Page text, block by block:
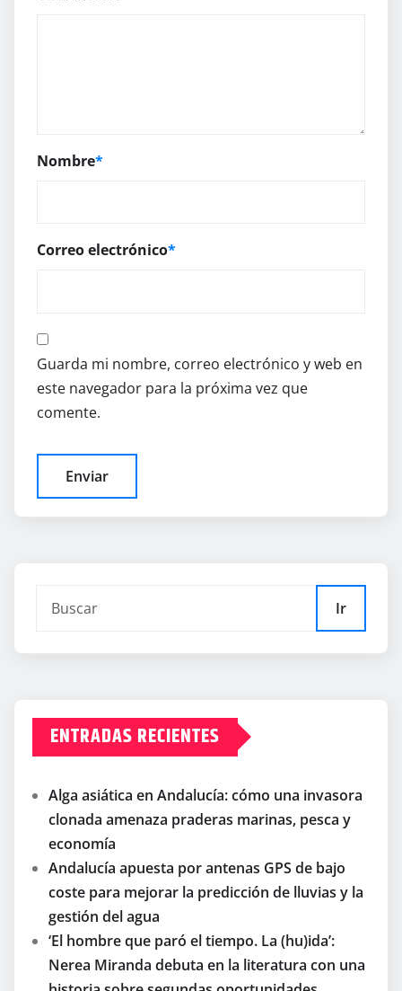
Nombre*
Correo electrónico*
Guarda mi nombre, correo electrónico y web en
este navegador para la próxima vez que
comente.
Ir
ENTRADAS RECIENTES
Alga asiática en Andalucía: cómo una invasora
clonada amenaza praderas marinas, pesca y
economía
Andalucía apuesta por antenas GPS de bajo
coste para mejorar la predicción de lluvias y la
gestión del agua
‘El hombre que paró el tiempo. La (hu)ida’:
Nerea Miranda debuta en la literatura con una